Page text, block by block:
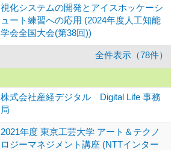
視化システムの開発とアイスホッケーシ
ュート練習への応用 (2024年度人工知能
学会全国大会(第38回))
全件表示（78件）
株式会社産経デジタル Digital Life 事務
局
2021年度 東京工芸大学 アート＆テクノ
ロジーマネジメント講座 (NTTインター